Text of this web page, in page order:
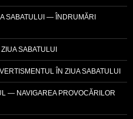
SABATULUI — ÎNDRUMĂRI
SABATULUI
ÎN ZIUA SABATULUI
— NAVIGAREA PROVOCĂRILOR